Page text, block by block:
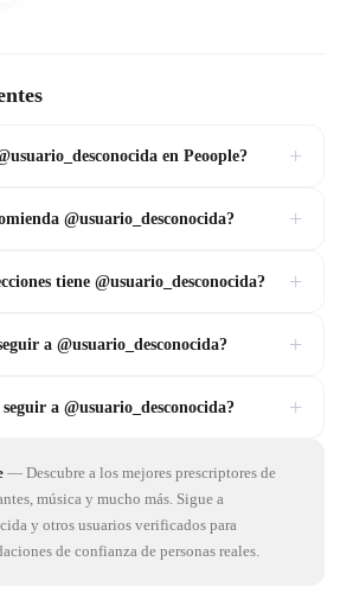
en Peoople? +
@usuario_desconocida? +
tiene @usuario_desconocida? +
a @usuario_desconocida? +
a @usuario_desconocida? +
— Descubre a los mejores prescriptores de
música y mucho más. Sigue a
y otros usuarios verificados para
de confianza de personas reales.